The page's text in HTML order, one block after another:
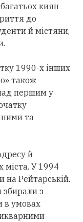
киян
до
й містяни,
1990-х інших
також
першим у
та
й
міста. У 1994
на Рейтарській.
збирали з
в умовах